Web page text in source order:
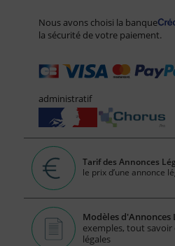
Nous avons choisi la banque
la sécurité de votre paiement.
administratif
Tarif des Annonces
le prix d’une annonce
Modèles d'Annonces
exemples, tout
légales